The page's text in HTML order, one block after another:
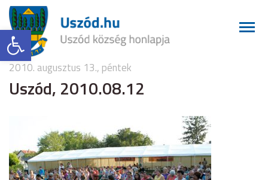
Eszköztár megnyitása
2010. augusztus 13., péntek
Uszód, 2010.08.12